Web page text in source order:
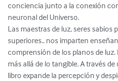
conciencia junto a la conexión
neuronal del Universo.
Las maestras de luz, seres
superiores.. nos imparten
comprensión de los planos de
más allá de lo tangible. A través
libro expande la percepción y